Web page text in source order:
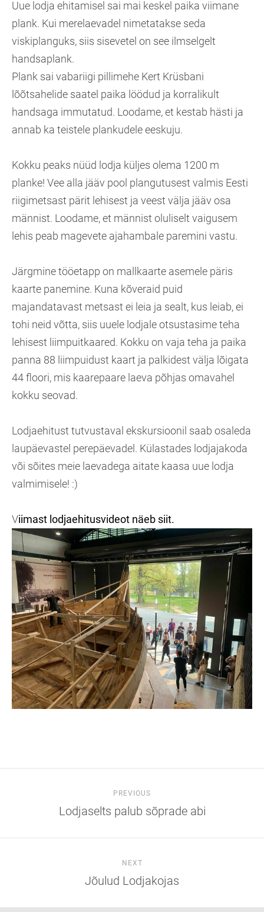
Uue lodja ehitamisel sai mai keskel paika viimane
plank. Kui merelaevadel nimetatakse seda
viskiplanguks, siis sisevetel on see ilmselgelt
handsaplank.
Plank sai vabariigi pillimehe Kert Krüsbani
lõõtsahelide saatel paika löödud ja korralikult
handsaga immutatud. Loodame, et kestab hästi ja
annab ka teistele plankudele eeskuju.
Kokku peaks nüüd lodja küljes olema 1200 m
planke! Vee alla jääv pool plangutusest valmis Eesti
riigimetsast pärit lehisest ja veest välja jääv osa
männist. Loodame, et männist oluliselt vaigusem
lehis peab magevete ajahambale paremini vastu.
Järgmine tööetapp on mallkaarte asemele päris
kaarte panemine. Kuna kõveraid puid
majandatavast metsast ei leia ja sealt, kus leiab, ei
tohi neid võtta, siis uuele lodjale otsustasime teha
lehisest liimpuitkaared. Kokku on vaja teha ja paika
panna 88 liimpuidust kaart ja palkidest välja lõigata
44 floori, mis kaarepaare laeva põhjas omavahel
kokku seovad.
Lodjaehitust tutvustaval ekskursioonil saab osaleda
laupäevastel perepäevadel. Külastades lodjajakoda
või sõites meie laevadega aitate kaasa uue lodja
valmimisele! :)
Viimast lodjaehitusvideot näeb siit.
PREVIOUS
Lodjaselts palub sõprade abi
NEXT
Jõulud Lodjakojas